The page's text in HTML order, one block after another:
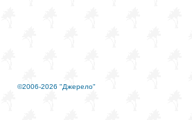
©2006-2026 "Джерело"